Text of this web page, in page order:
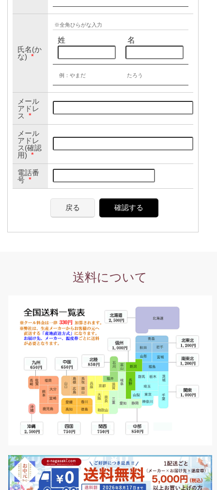
氏名(か
な) *
※全角ひらがな入力
姓 名
例：やまだ たろう
メール
アドレ
ス *
メール
アドレ
ス(確認
用) *
電話番
号 *
戻る 確認する
送料について